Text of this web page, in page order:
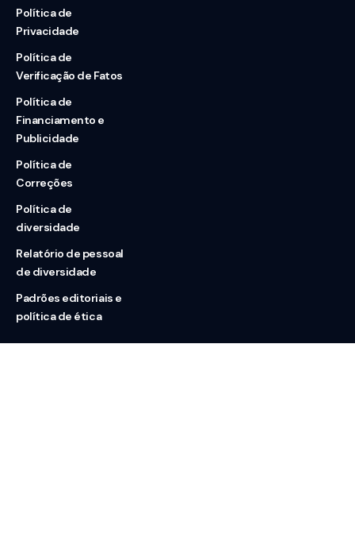
Política de
Privacidade
Política de
Verificação de Fatos
Política de
Financiamento e
Publicidade
Política de
Correções
Política de
diversidade
Relatório de pessoal
de diversidade
Padrões editoriais e
política de ética